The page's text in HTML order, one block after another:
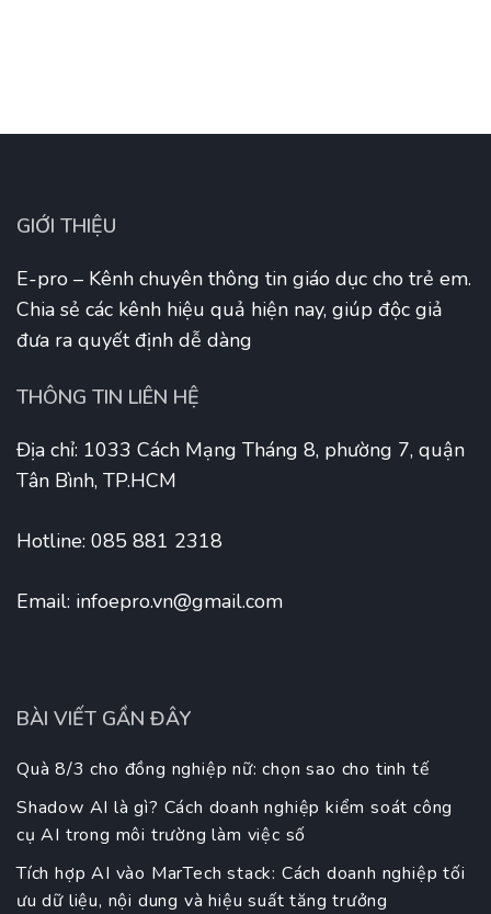
GIỚI THIỆU
E-pro – Kênh chuyên thông tin giáo dục cho trẻ em.
Chia sẻ các kênh hiệu quả hiện nay, giúp độc giả
đưa ra quyết định dễ dàng
THÔNG TIN LIÊN HỆ
Địa chỉ: 1033 Cách Mạng Tháng 8, phường 7, quận
Tân Bình, TP.HCM
Hotline: 085 881 2318
Email: infoepro.vn@gmail.com
BÀI VIẾT GẦN ĐÂY
Quà 8/3 cho đồng nghiệp nữ: chọn sao cho tinh tế
Shadow AI là gì? Cách doanh nghiệp kiểm soát công
cụ AI trong môi trường làm việc số
Tích hợp AI vào MarTech stack: Cách doanh nghiệp tối
ưu dữ liệu, nội dung và hiệu suất tăng trưởng